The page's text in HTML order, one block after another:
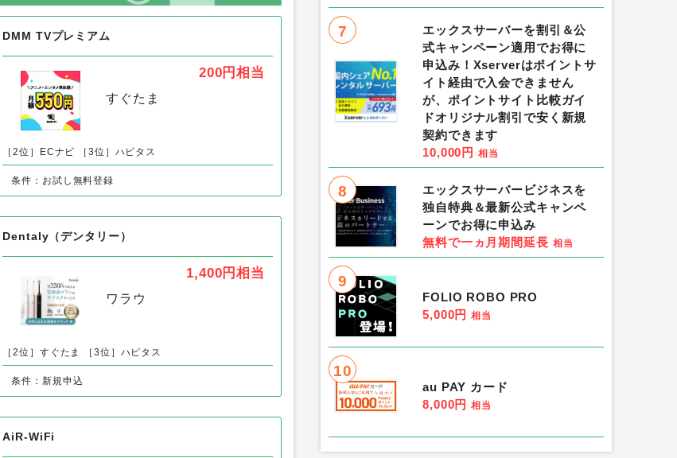
DMM TVプレミアム
200円相当
すぐたま
［2位］ECナビ ［3位］ハピタス
条件：お試し無料登録
Dentaly（デンタリー）
1,400円相当
ワラウ
［2位］すぐたま ［3位］ハピタス
条件：新規申込
AiR-WiFi
7
エックスサーバーを割引＆公
式キャンペーン適用でお得に
申込み！Xserverはポイントサ
イト経由で入会できません
が、ポイントサイト比較ガイ
ドオリジナル割引で安く新規
契約できます
10,000円 相当
8
エックスサーバービジネスを
独自特典＆最新公式キャンペ
ーンでお得に申込み
無料で一ヵ月期間延長 相当
9
FOLIO ROBO PRO
5,000円 相当
10
au PAY カード
8,000円 相当